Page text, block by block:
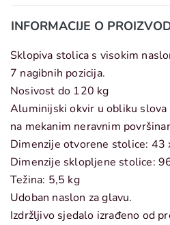
INFORMACIJE O
Sklopiva stolica s visokim
7 nagibnih pozicija.
Nosivost do 120 kg
Aluminijski okvir u obliku slova
na mekanim neravnim
Dimenzije otvorene stolice:
Dimenzije sklopljene stolice:
Težina: 5,5 kg
Udoban naslon za glavu.
Izdržljivo sjedalo izrađeno od